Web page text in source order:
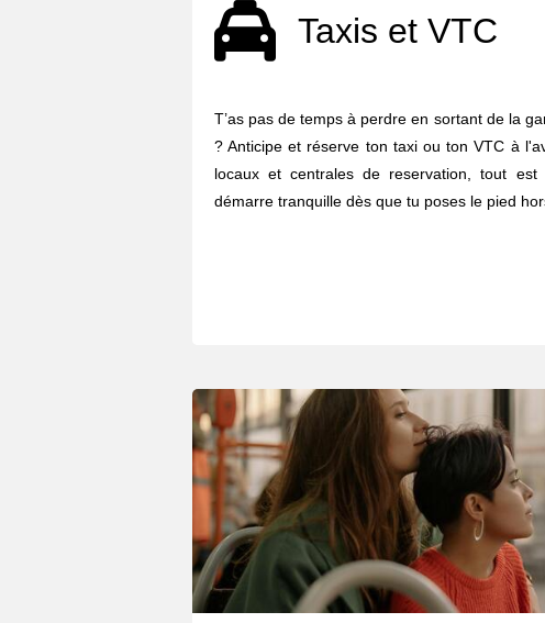
Taxis et VTC
T’as pas de temps à perdre en sortant de la
? Anticipe et réserve ton taxi ou ton VTC à
locaux et centrales de reservation, tout
démarre tranquille dès que tu poses le pied